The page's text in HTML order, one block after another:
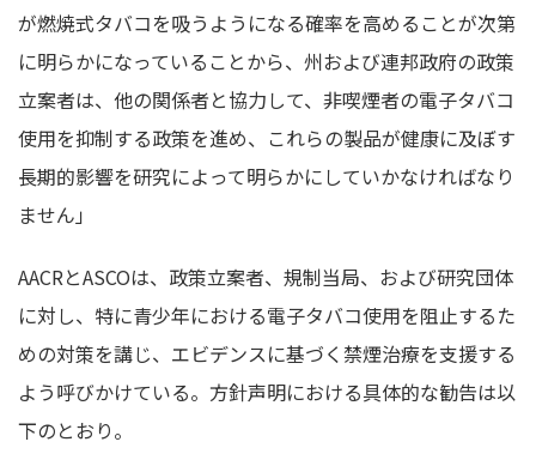
が燃焼式タバコを吸うようになる確率を高めることが次第
に明らかになっていることから、州および連邦政府の政策
立案者は、他の関係者と協力して、非喫煙者の電子タバコ
使用を抑制する政策を進め、これらの製品が健康に及ぼす
長期的影響を研究によって明らかにしていかなければなり
ません」
AACRとASCOは、政策立案者、規制当局、および研究団体
に対し、特に青少年における電子タバコ使用を阻止するた
めの対策を講じ、エビデンスに基づく禁煙治療を支援する
よう呼びかけている。方針声明における具体的な勧告は以
下のとおり。